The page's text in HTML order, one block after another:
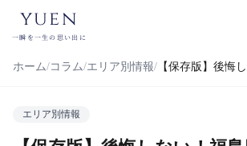
yuen
一瞬を一生の思い出に
ホーム コラム エリア別情報 【保存版】後悔
エリア別情報